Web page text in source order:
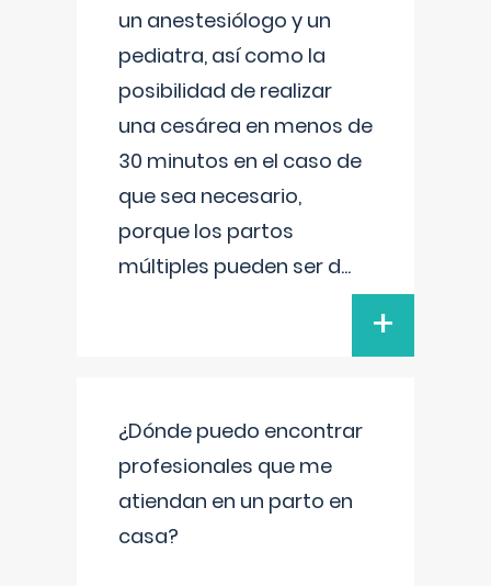
un anestesiólogo y un
pediatra, así como la
posibilidad de realizar
una cesárea en menos de
30 minutos en el caso de
que sea necesario,
porque los partos
múltiples pueden ser d...
+
¿Dónde puedo encontrar
profesionales que me
atiendan en un parto en
casa?